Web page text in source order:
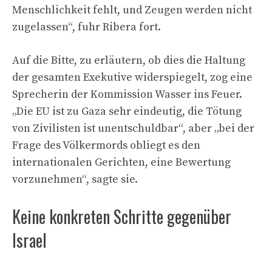
Menschlichkeit fehlt, und Zeugen werden nicht
zugelassen“, fuhr Ribera fort.
Auf die Bitte, zu erläutern, ob dies die Haltung
der gesamten Exekutive widerspiegelt, zog eine
Sprecherin der Kommission Wasser ins Feuer.
„Die EU ist zu Gaza sehr eindeutig, die Tötung
von Zivilisten ist unentschuldbar“, aber „bei der
Frage des Völkermords obliegt es den
internationalen Gerichten, eine Bewertung
vorzunehmen“, sagte sie.
Keine konkreten Schritte gegenüber
Israel